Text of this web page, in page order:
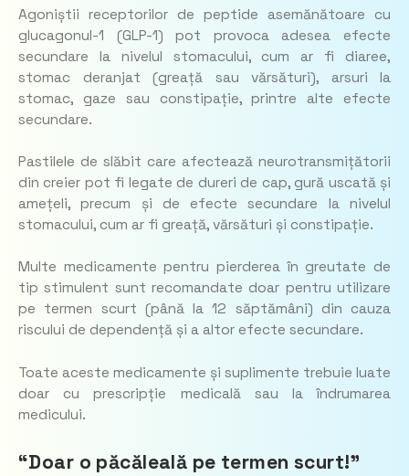
Agoniștii receptorilor de peptide asemănătoare cu
glucagonul-1 (GLP-1) pot provoca adesea efecte
secundare la nivelul stomacului, cum ar fi diaree,
stomac deranjat (greață sau vărsături), arsuri la
stomac, gaze sau constipație, printre alte efecte
secundare.
Pastilele de slăbit care afectează neurotransmițătorii
din creier pot fi legate de dureri de cap, gură uscată și
amețeli, precum și de efecte secundare la nivelul
stomacului, cum ar fi greață, vărsături și constipație.
Multe medicamente pentru pierderea în greutate de
tip stimulent sunt recomandate doar pentru utilizare
pe termen scurt (până la 12 săptămâni) din cauza
riscului de dependență și a altor efecte secundare.
Toate aceste medicamente și suplimente trebuie luate
doar cu prescripție medicală sau la îndrumarea
medicului.
“Doar o păcăleală pe termen scurt!”